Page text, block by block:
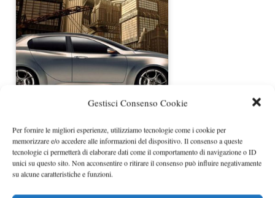
Gestisci Consenso Cookie
Per fornire le migliori esperienze, utilizziamo tecnologie come i cookie per
memorizzare e/o accedere alle informazioni del dispositivo. Il consenso a queste
tecnologie ci permetterà di elaborare dati come il comportamento di navigazione o ID
unici su questo sito. Non acconsentire o ritirare il consenso può influire negativamente
su alcune caratteristiche e funzioni.
rendering non ufficiali